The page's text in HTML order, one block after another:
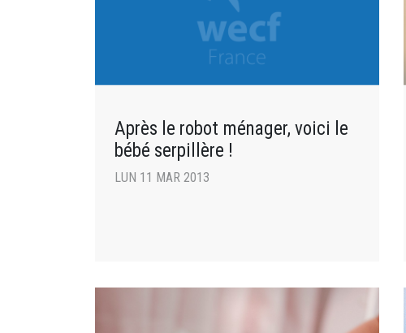
Après le robot ménager, voici le
bébé serpillère !
LUN 11 MAR 2013